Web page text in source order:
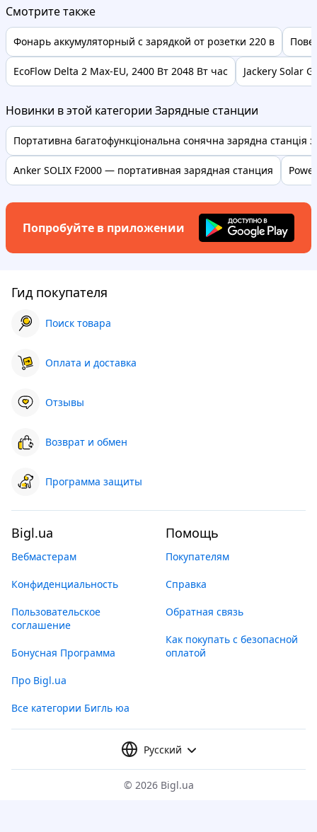
Смотрите также
Фонарь аккумуляторный с зарядкой от розетки 220 в
EcoFlow Delta 2 Max-EU, 2400 Вт 2048 Вт час Jackery Solar
Новинки в этой категории Зарядные станции
Портативна багатофункціональна сонячна зарядна станція
Anker SOLIX F2000 — портативная зарядная станция
Попробуйте в приложении
Гид покупателя
Поиск товара
Оплата и доставка
Отзывы
Возврат и обмен
Программа защиты
Bigl.ua
Вебмастерам
Конфиденциальность
Пользовательское
соглашение
Бонусная Программа
Про Bigl.ua
Все категории Бигль юа
Помощь
Покупателям
Справка
Обратная связь
Как покупать с безопасной
оплатой
Русский
© 2026 Bigl.ua